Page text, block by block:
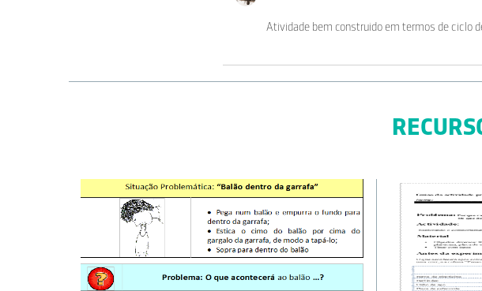
Atividade bem construido em termos de ciclo